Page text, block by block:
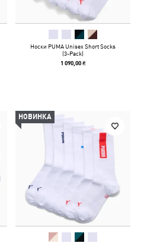
Носки PUMA Unisex Short Socks
(3-Pack)
1 090,00 ₴
НОВИНКА